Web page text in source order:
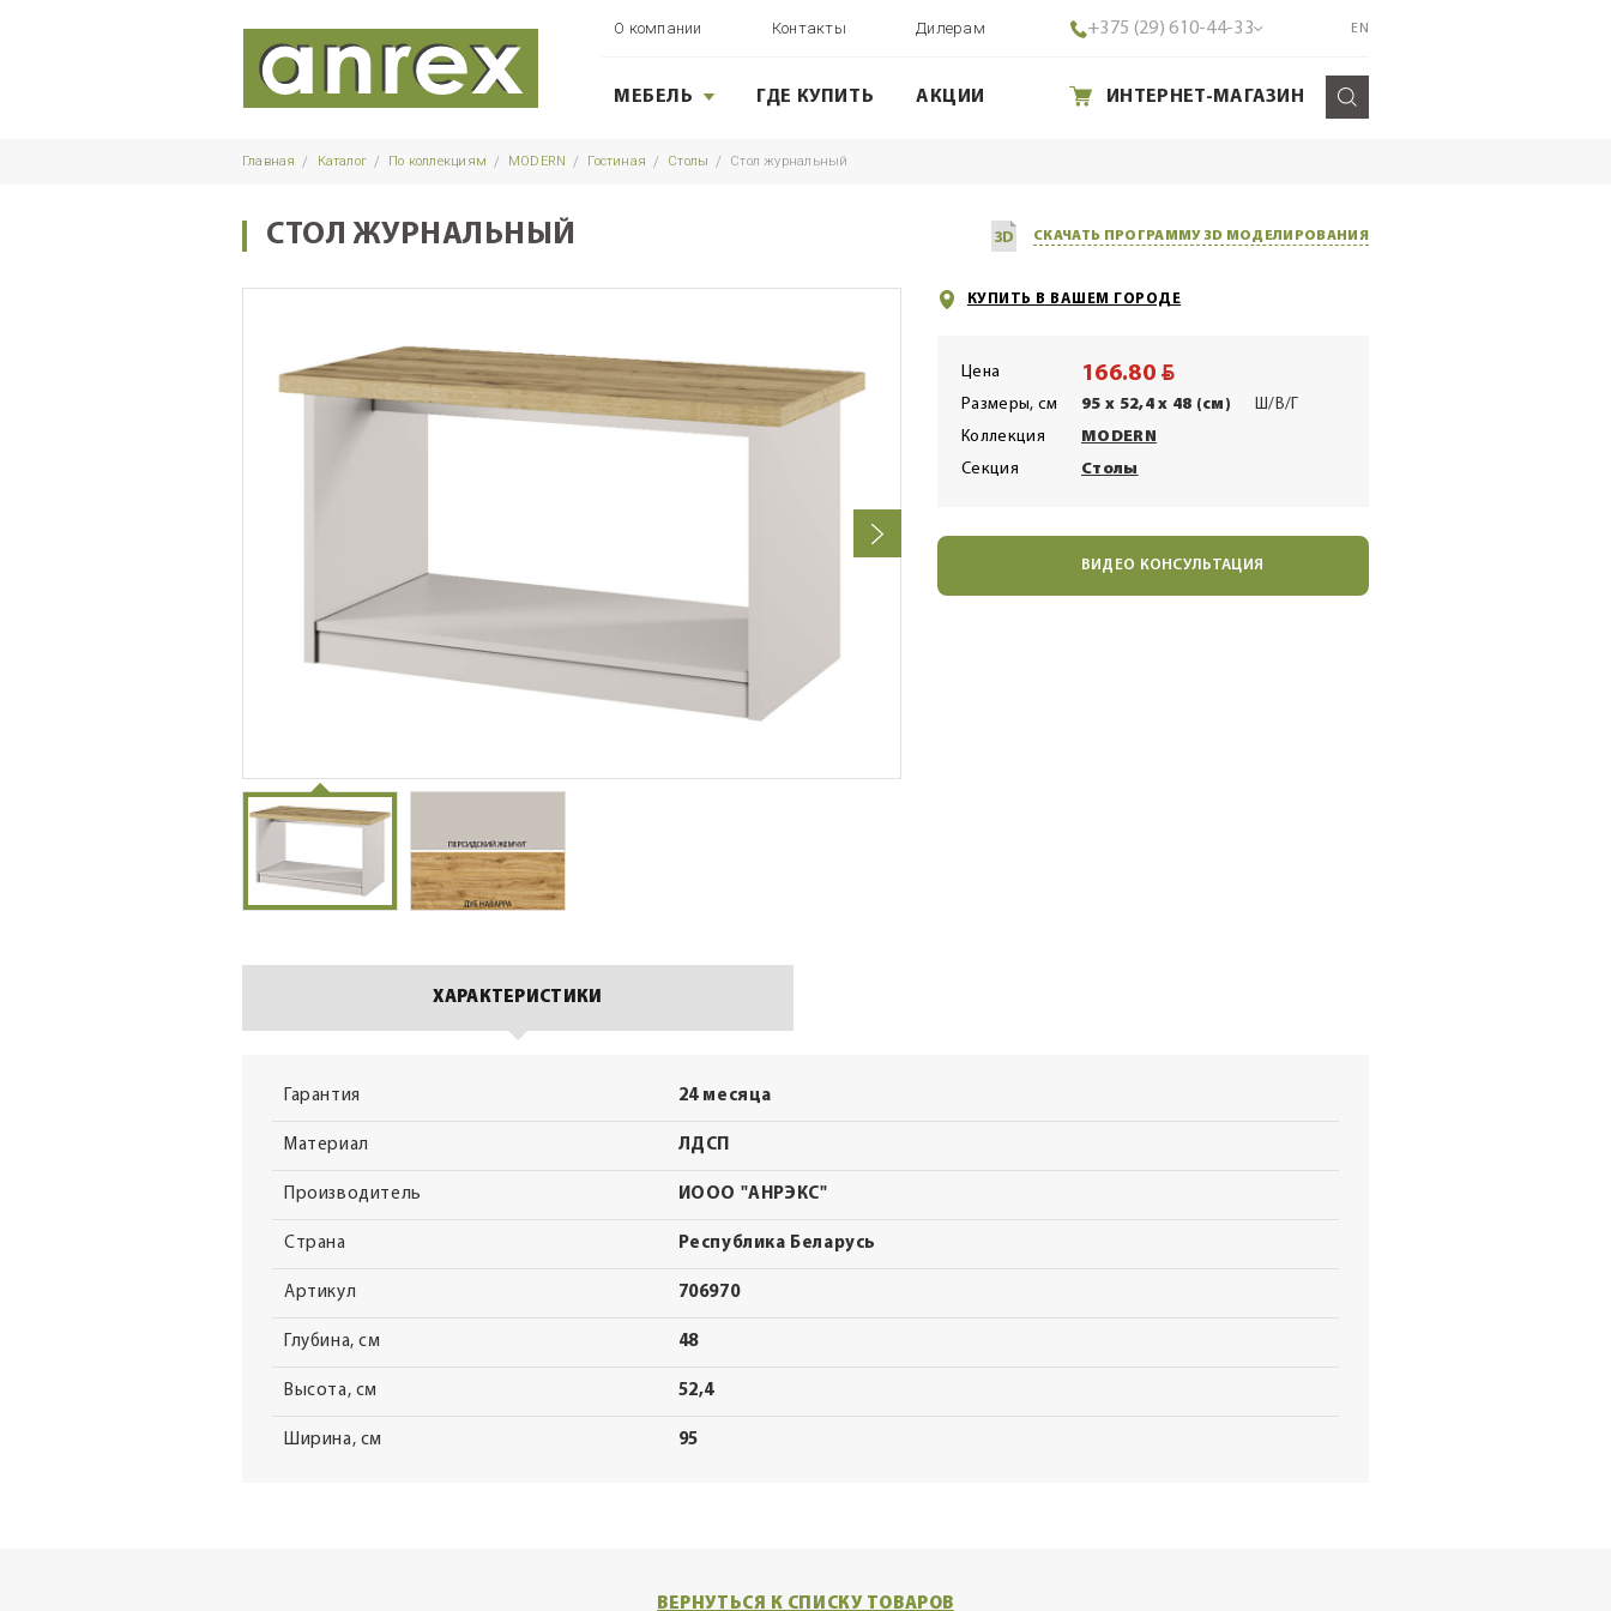
О компании Контакты Дилерам +375 (29) 610-44-33 EN
МЕБЕЛЬ ГДЕ КУПИТЬ АКЦИИ ИНТЕРНЕТ-МАГАЗИН
Главная Каталог По коллекциям MODERN Гостиная Столы Стол журнальный
СТОЛ ЖУРНАЛЬНЫЙ СКАЧАТЬ ПРОГРАММУ 3D МОДЕЛИРОВАНИЯ
КУПИТЬ В ВАШЕМ ГОРОДЕ
Цена 166.80 BYN
Размеры, см 95 x 52,4 x 48 (см)
Ш/В/Г
Коллекция
MODERN
Секция
Столы
ВИДЕО КОНСУЛЬТАЦИЯ
ХАРАКТЕРИСТИКИ
Гарантия 24 месяца
Материал ЛДСП
Производитель ИООО "АНРЭКС"
Страна Республика Беларусь
Артикул 706970
Глубина, см 48
Высота, см 52,4
Ширина, см 95
ВЕРНУТЬСЯ К СПИСКУ ТОВАРОВ